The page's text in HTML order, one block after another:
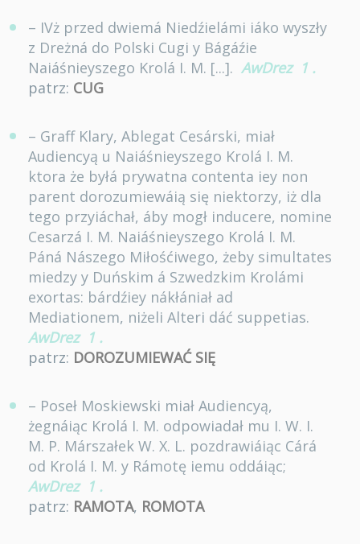
– IVż przed dwiemá Niedźielámi iáko wyszły
z Dreżná do Polski Cugi y Bágáźie
Naiáśnieyszego Krolá I. M. [...]. AwDrez 1 .
patrz: CUG
– Graff Klary, Ablegat Cesárski, miał
Audiencyą u Naiáśnieyszego Krolá I. M.
ktora że byłá prywatna contenta iey non
parent dorozumiewáią się niektorzy, iż dla
tego przyiáchał, áby mogł inducere, nomine
Cesarzá I. M. Naiáśnieyszego Krolá I. M.
Páná Nászego Miłośćiwego, żeby simultates
miedzy y Duńskim á Szwedzkim Krolámi
exortas: bárdźiey nákłániał ad
Mediationem, niżeli Alteri dáć suppetias.
AwDrez 1 .
patrz: DOROZUMIEWAĆ SIĘ
– Poseł Moskiewski miał Audiencyą,
żegnáiąc Krolá I. M. odpowiadał mu I. W. I.
M. P. Márszałek W. X. L. pozdrawiáiąc Cárá
od Krolá I. M. y Rámotę iemu oddáiąc;
AwDrez 1 .
patrz: RAMOTA, ROMOTA